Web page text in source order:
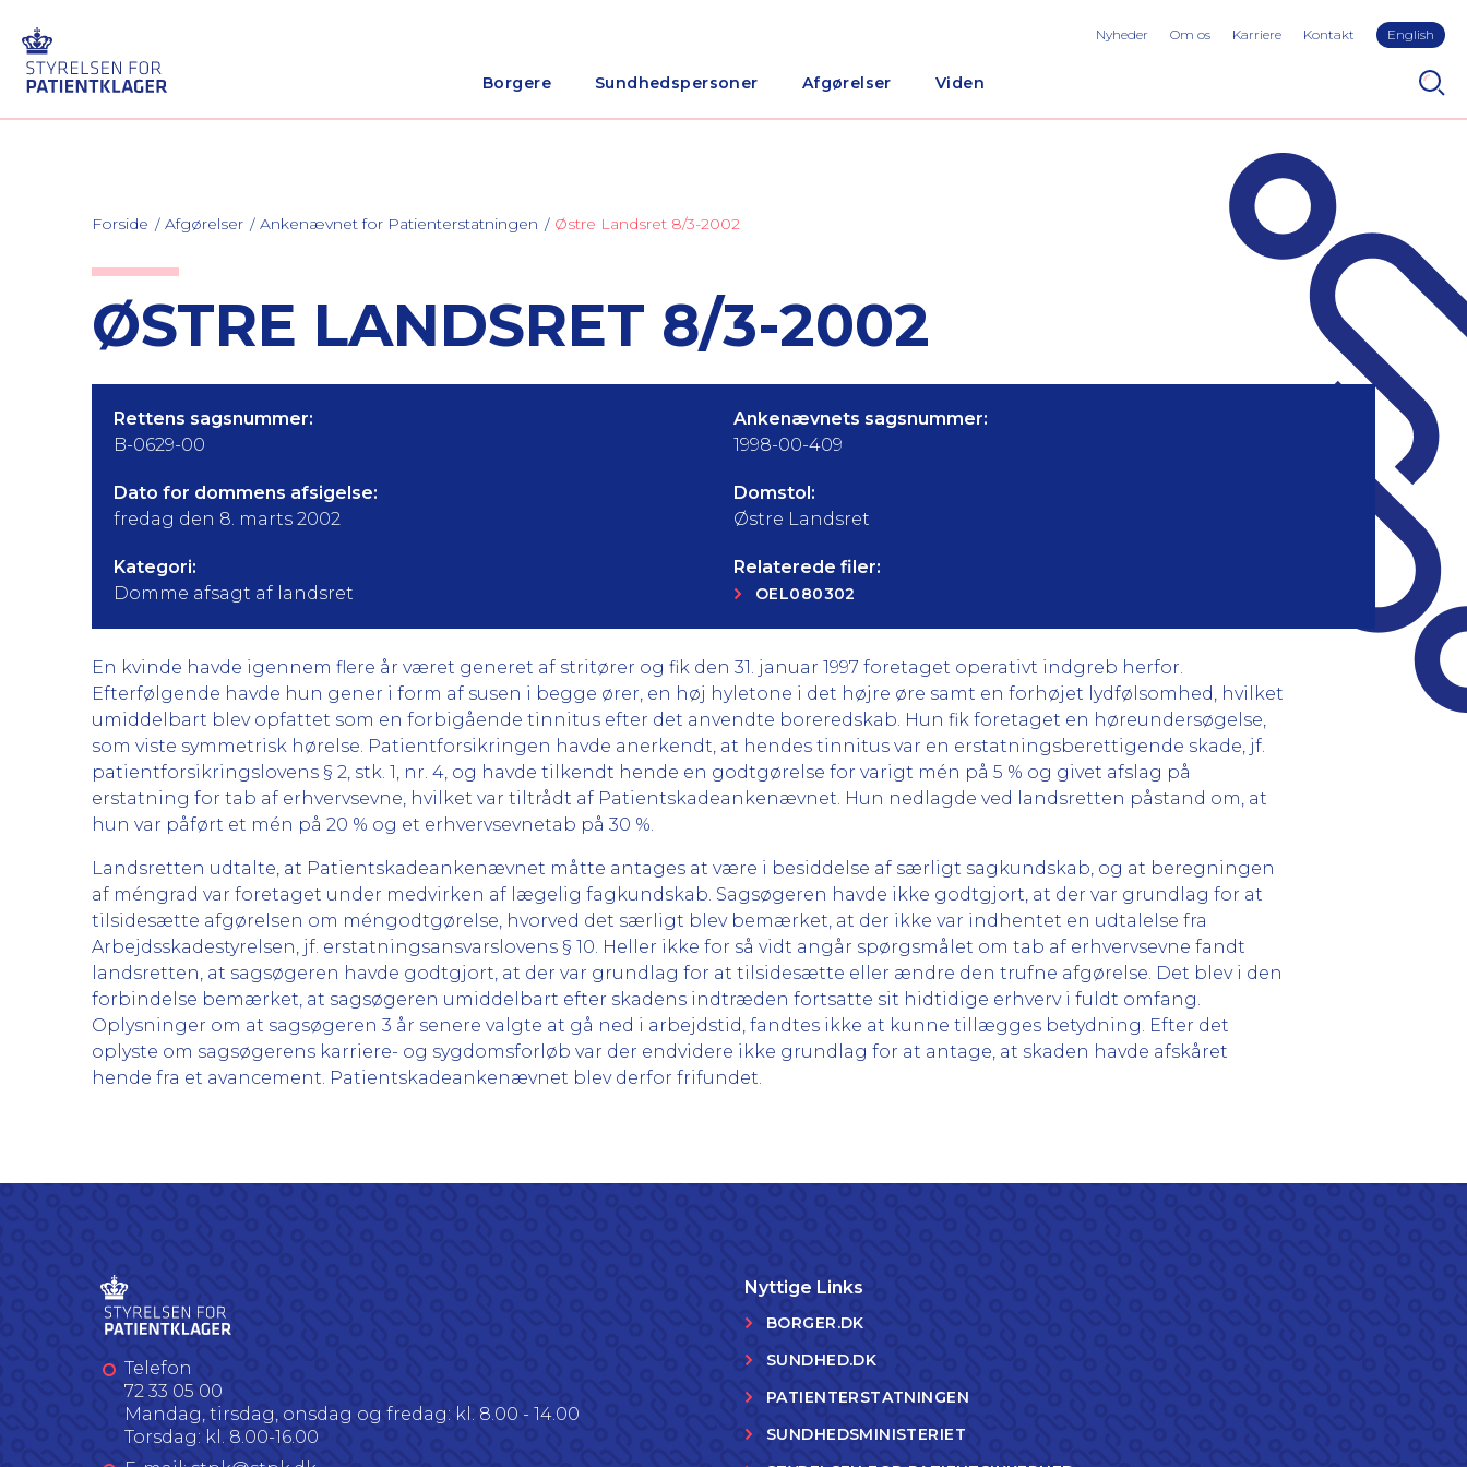
Borgere Sundhedspersoner Afgørelser Viden
Nyheder Om os Karriere Kontakt English
Forside Afgørelser Ankenævnet for Patienterstatningen Østre Landsret 8/3-2002
ØSTRE LANDSRET 8/3-2002
Rettens sagsnummer:
B-0629-00
Ankenævnets sagsnummer:
1998-00-409
Dato for dommens afsigelse:
fredag den 8. marts 2002
Domstol:
Østre Landsret
Kategori:
Domme afsagt af landsret
Relaterede filer:
OEL080302
En kvinde havde igennem flere år været generet af stritører og fik den 31. januar 1997 foretaget operativt indgreb herfor.
Efterfølgende havde hun gener i form af susen i begge ører, en høj hyletone i det højre øre samt en forhøjet lydfølsomhed, hvilket
umiddelbart blev opfattet som en forbigående tinnitus efter det anvendte boreredskab. Hun fik foretaget en høreundersøgelse,
som viste symmetrisk hørelse. Patientforsikringen havde anerkendt, at hendes tinnitus var en erstatningsberettigende skade, jf.
patientforsikringslovens § 2, stk. 1, nr. 4, og havde tilkendt hende en godtgørelse for varigt mén på 5 % og givet afslag på
erstatning for tab af erhvervsevne, hvilket var tiltrådt af Patientskadeankenævnet. Hun nedlagde ved landsretten påstand om, at
hun var påført et mén på 20 % og et erhvervsevnetab på 30 %.
Landsretten udtalte, at Patientskadeankenævnet måtte antages at være i besiddelse af særligt sagkundskab, og at beregningen
af méngrad var foretaget under medvirken af lægelig fagkundskab. Sagsøgeren havde ikke godtgjort, at der var grundlag for at
tilsidesætte afgørelsen om méngodtgørelse, hvorved det særligt blev bemærket, at der ikke var indhentet en udtalelse fra
Arbejdsskadestyrelsen, jf. erstatningsansvarslovens § 10. Heller ikke for så vidt angår spørgsmålet om tab af erhvervsevne fandt
landsretten, at sagsøgeren havde godtgjort, at der var grundlag for at tilsidesætte eller ændre den trufne afgørelse. Det blev i den
forbindelse bemærket, at sagsøgeren umiddelbart efter skadens indtræden fortsatte sit hidtidige erhverv i fuldt omfang.
Oplysninger om at sagsøgeren 3 år senere valgte at gå ned i arbejdstid, fandtes ikke at kunne tillægges betydning. Efter det
oplyste om sagsøgerens karriere- og sygdomsforløb var der endvidere ikke grundlag for at antage, at skaden havde afskåret
hende fra et avancement. Patientskadeankenævnet blev derfor frifundet.
Telefon
72 33 05 00
Mandag, tirsdag, onsdag og fredag: kl. 8.00 - 14.00
Torsdag: kl. 8.00-16.00
Nyttige Links
BORGER.DK
SUNDHED.DK
PATIENTERSTATNINGEN
SUNDHEDSMINISTERIET